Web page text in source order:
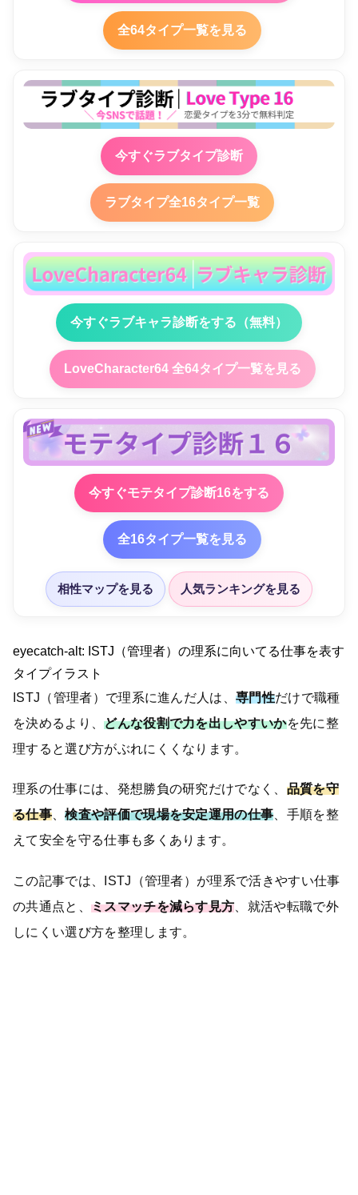
全64タイプ一覧を見る
今すぐラブタイプ診断
ラブタイプ全16タイプ一覧
今すぐラブキャラ診断をする（無料）
LoveCharacter64 全64タイプ一覧を見る
今すぐモテタイプ診断16をする
全16タイプ一覧を見る
相性マップを見る 人気ランキングを見る
eyecatch-alt: ISTJ（管理者）の理系に向いてる仕事を表す
タイプイラスト
ISTJ（管理者）で理系に進んだ人は、専門性だけで職種
を決めるより、どんな役割で力を出しやすいかを先に整
理すると選び方がぶれにくくなります。
理系の仕事には、発想勝負の研究だけでなく、 品質を守
る仕事、検査や評価で現場を安定運用の仕事 、手順を整
えて安全を守る仕事も多くあります。
この記事では、ISTJ（管理者）が理系で活きやすい仕事
の共通点と、 ミスマッチを減らす見方 、就活や転職で外
しにくい選び方を整理します。